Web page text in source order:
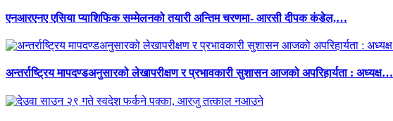
एनआरएनए एसिया प्याशिफिक सम्मेलनको तयारी अन्तिम चरणमा- आरसी दीपक कंडेल,…
अन्तर्राष्ट्रिय मापदण्डअनुसारको लेखापरीक्षण र प्रभावकारी सुशासन आजको अपरिहार्यता : अध्यक्ष…